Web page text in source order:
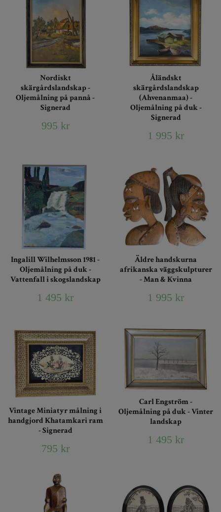
Nordiskt
skärgårdslandskap -
Oljemålning på pannå -
Signerad
995 kr
Åländskt
skärgårdslandskap
(Ahvenanmaa) -
Oljemålning på duk -
Signerad
1 995 kr
Ingalill Wilhelmsson 1981 -
Oljemålning på duk -
Vattenfall i skogslandskap
1 495 kr
Äldre handskurna
afrikanska väggskulpturer
- Man & Kvinna
1 995 kr
Vintage Miniatyr målning i
handgjord Khatamkari ram
- Signerad
795 kr
Carl Engström -
Oljemålning på duk - Vinter
landskap
1 495 kr